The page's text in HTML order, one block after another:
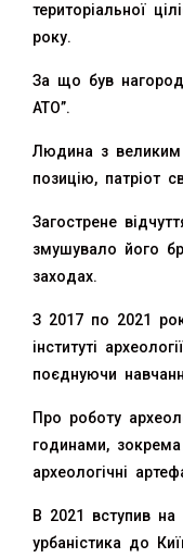
територіальної
року.
За що був
АТО”.
Людина з великим
позицію, патріот
Загострене
змушувало його
заходах.
З 2017 по 2021
інституті
поєднуючи
Про роботу
годинами,
археологічні
В 2021 вступив на
урбаністика до